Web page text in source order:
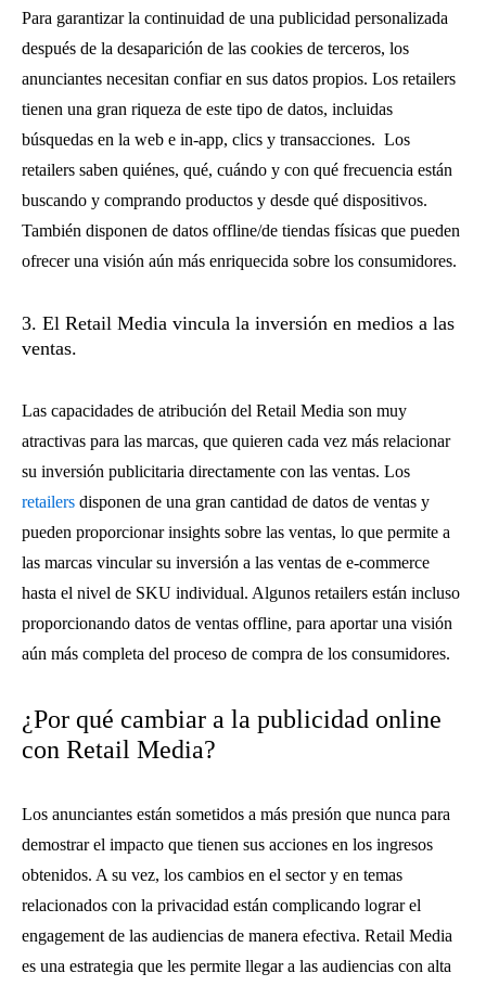
Para garantizar la continuidad de una publicidad personalizada
después de la desaparición de las cookies de terceros, los
anunciantes necesitan confiar en sus datos propios. Los retailers
tienen una gran riqueza de este tipo de datos, incluidas
búsquedas en la web e in-app, clics y transacciones. Los
retailers saben quiénes, qué, cuándo y con qué frecuencia están
buscando y comprando productos y desde qué dispositivos.
También disponen de datos offline/de tiendas físicas que pueden
ofrecer una visión aún más enriquecida sobre los consumidores.
3. El Retail Media vincula la inversión en medios a las
ventas.
Las capacidades de atribución del Retail Media son muy
atractivas para las marcas, que quieren cada vez más relacionar
su inversión publicitaria directamente con las ventas. Los
retailers disponen de una gran cantidad de datos de ventas y
pueden proporcionar insights sobre las ventas, lo que permite a
las marcas vincular su inversión a las ventas de e-commerce
hasta el nivel de SKU individual. Algunos retailers están incluso
proporcionando datos de ventas offline, para aportar una visión
aún más completa del proceso de compra de los consumidores.
¿Por qué cambiar a la publicidad online
con Retail Media?
Los anunciantes están sometidos a más presión que nunca para
demostrar el impacto que tienen sus acciones en los ingresos
obtenidos. A su vez, los cambios en el sector y en temas
relacionados con la privacidad están complicando lograr el
engagement de las audiencias de manera efectiva. Retail Media
es una estrategia que les permite llegar a las audiencias con alta